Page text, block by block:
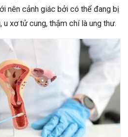
nên cảnh giác bởi có thể đang bị
u xơ tử cung, thậm chí là ung thư.